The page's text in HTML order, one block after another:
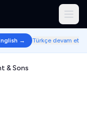
→ Türkçe devam et
& Sons